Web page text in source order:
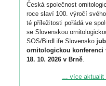
Česká společnost
roce slaví 100. výročí
té příležitosti pořádá ve
se Slovenskou
SOS/BirdLife Slovensko
ornitologickou konferenci
18. 10. 2026 v Brně.
Podrobnější informace ke
... více aktualit